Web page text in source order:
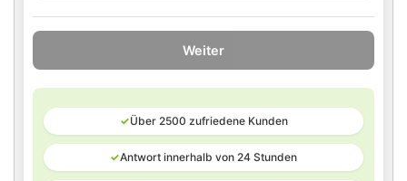
Weiter
✓Über 2500 zufriedene Kunden
✓Antwort innerhalb von 24 Stunden